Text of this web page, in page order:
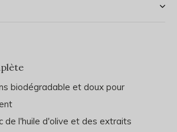
biodégradable et doux pour
de l'huile d'olive et des extraits